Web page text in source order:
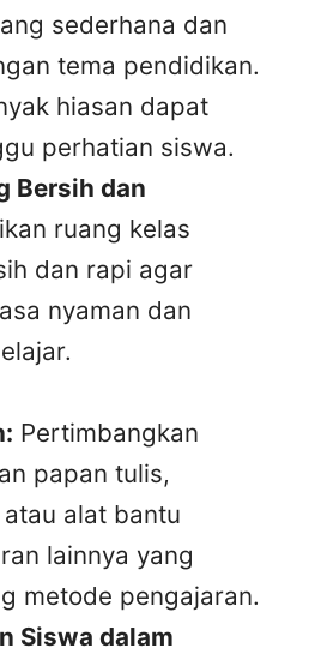
sederhana dan
tema pendidikan.
hiasan dapat
perhatian siswa.
Bersih dan
ruang kelas
dan rapi agar
nyaman dan
Pertimbangkan
papan tulis,
alat bantu
lainnya yang
metode pengajaran.
Siswa dalam